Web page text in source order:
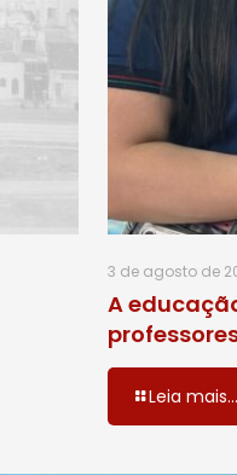
3 de agosto de
A
Leia mais...